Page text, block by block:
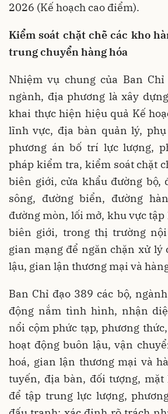
2026 (Kế hoạch cao điểm).
Kiểm soát chặt chẽ các kho
trung chuyển hàng hóa
Nhiệm vụ chung của Ban
ngành, địa phương là xây
khai thực hiện hiệu quả Kế
lĩnh vực, địa bàn quản lý,
phương án bố trí lực lượng,
pháp kiểm tra, kiểm soát chặt
biên giới, cửa khẩu đường bộ,
sông, đường biển, đường
đường mòn, lối mở, khu vực tập
biên giới, trong thị trường
gian mạng để ngăn chặn xử lý
lậu, gian lận thương mại và
Ban Chỉ đạo 389 các bộ,
động nắm tình hình, nhận
nổi cộm phức tạp, phương
hoạt động buôn lậu, vận
hoá, gian lận thương mại và
tuyến, địa bàn, đối tượng,
để tập trung lực lượng,